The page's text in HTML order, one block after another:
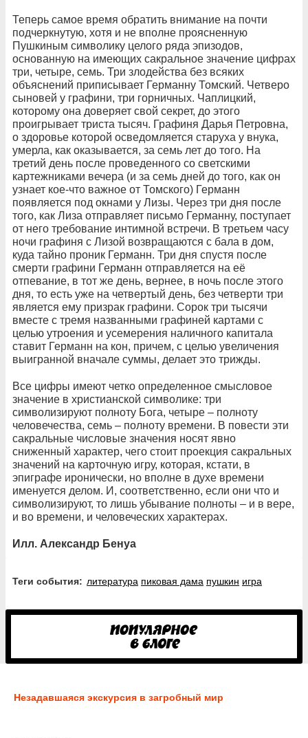
Теперь самое время обратить внимание на почти
подчеркнутую, хотя и не вполне проясненную
Пушкиным символику целого ряда эпизодов,
основанную на имеющих сакральное значение цифрах
три, четыре, семь. Три злодейства без всяких
объяснений приписывает Германну Томский. Четверо
сыновей у графини, три горничных. Чаплицкий,
которому она доверяет свой секрет, до этого
проигрывает триста тысяч. Графиня Дарья Петровна,
о здоровье которой осведомляется старуха у внука,
умерла, как оказывается, за семь лет до того. На
третий день после проведенного со светскими
картежниками вечера (и за семь дней до того, как он
узнает кое-что важное от Томского) Германн
появляется под окнами у Лизы. Через три дня после
того, как Лиза отправляет письмо Германну, поступает
от него требование интимной встречи. В третьем часу
ночи графиня с Лизой возвращаются с бала в дом,
куда тайно проник Германн. Три дня спустя после
смерти графини Германн отправляется на её
отпевание, в тот же день, вернее, в ночь после этого
дня, то есть уже на четвертый день, без четверти три
является ему призрак графини. Сорок три тысячи
вместе с тремя названными графиней картами с
целью утроения и усемерения наличного капитала
ставит Германн на кон, причем, с целью увеличения
выигранной вначале суммы, делает это трижды.
Все цифры имеют четко определенное смысловое
значение в христианской символике: три
символизируют полноту Бога, четыре – полноту
человечества, семь – полноту времени. В повести эти
сакральные числовые значения носят явно
сниженный характер, чего стоит проекция сакральных
значений на карточную игру, которая, кстати, в
эпиграфе иронически, но вполне в духе времени
именуется делом. И, соответственно, если они что и
символизируют, то лишь убывание полноты – и в вере,
и во времени, и человеческих характерах.
Илл. Александр Бенуа
Теги события: литература пиковая дама пушкин игра
Незадавшаяся экскурсия в загробный мир